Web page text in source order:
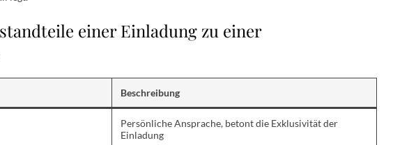
einer Einladung zu einer
Beschreibung
Persönliche Ansprache, betont die Exklusivität der
Einladung